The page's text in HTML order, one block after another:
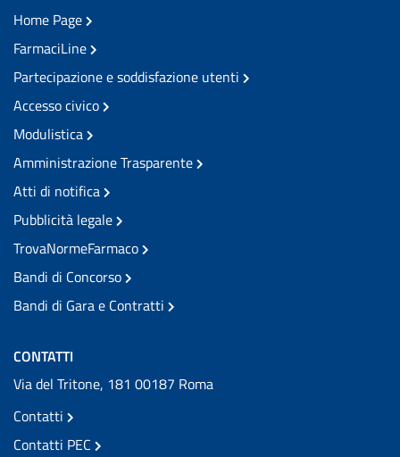
Home Page
FarmaciLine
Partecipazione e soddisfazione utenti
Accesso civico
Modulistica
Amministrazione Trasparente
Atti di notifica
Pubblicità legale
TrovaNormeFarmaco
Bandi di Concorso
Bandi di Gara e Contratti
CONTATTI
Via del Tritone, 181 00187 Roma
Contatti
Contatti PEC